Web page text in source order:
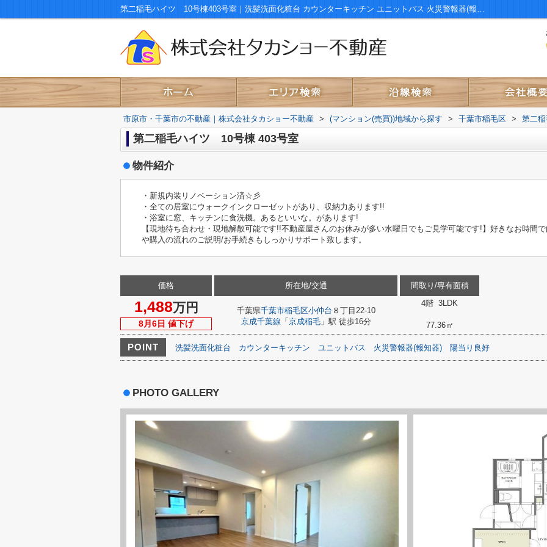
第二稲毛ハイツ 10号棟403号室｜洗髪洗面化粧台 カウンターキッチン ユニットバス 火災警報器(報知器) 陽当り良好｜市原市・千葉市の不動産｜株式会社タカショー不動産
市原市・千葉市の不動産｜株式会社タカショー不動産 > (マンション(売買))地域から探す > 千葉市稲毛区 > 第二
第二稲毛ハイツ 10号棟 403号室
物件紹介
・新規内装リノベーション済☆彡
・全ての居室にウォークインクローゼットがあり、収納力あります!!
・浴室に窓、キッチンに食洗機。あるといいな。があります!
【現地待ち合わせ・現地解散可能です!!不動産屋さんのお休みが多い水曜日でもご見学可能です!】好きなお時間
や購入の流れのご説明/お手続きもしっかりサポート致します。
価格
1,488万円
8月6日 値下げ
所在地/交通
千葉県千葉市稲毛区小仲台 ８丁目22-10
京成千葉線 「 京成稲毛」駅 徒歩16分
間取り/専有面積
4階 3LDK
77.36㎡
POINT 洗髪洗面化粧台 カウンターキッチン ユニットバス 火災警報器(報知器) 陽当り良好
PHOTO GALLERY